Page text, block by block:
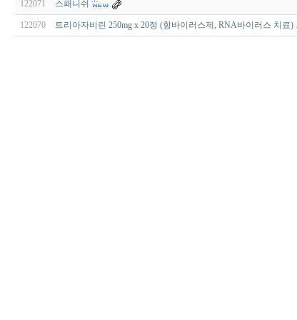
122071 스패니쉬
122070 트리아자비린 250mg x 20정 (항바이러스제, RNA바이러스 치료